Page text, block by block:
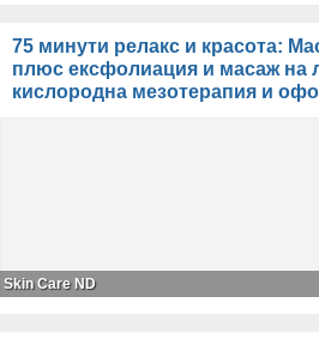
75 минути релакс и красота:
плюс ексфолиация и масаж на
кислородна мезотерапия и
Skin Care ND